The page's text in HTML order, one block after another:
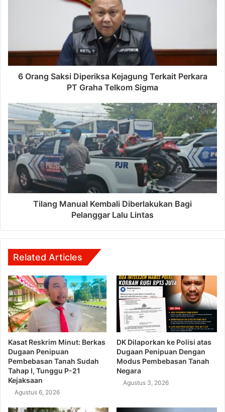
6 Orang Saksi Diperiksa Kejagung Terkait Perkara
PT Graha Telkom Sigma
Tilang Manual Kembali Diberlakukan Bagi
Pelanggar Lalu Lintas
Related Articles
Kasat Reskrim Minut: Berkas
Dugaan Penipuan
Pembebasan Tanah Sudah
Tahap I, Tunggu P-21
Kejaksaan
Agustus 6, 2026
DK Dilaporkan ke Polisi atas
Dugaan Penipuan Dengan
Modus Pembebasan Tanah
Negara
Agustus 3, 2026